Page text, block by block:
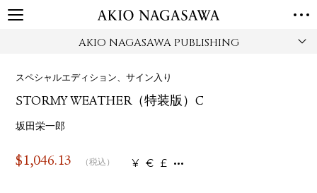
AKIO NAGASAWA PUBLISHING
スペシャルエディション、サイン入り
STORMY WEATHER（特装版）C
坂田栄一郎
$1,046.13 （税込） ¥ € £
TOP
ONLINE
PUBLISHING